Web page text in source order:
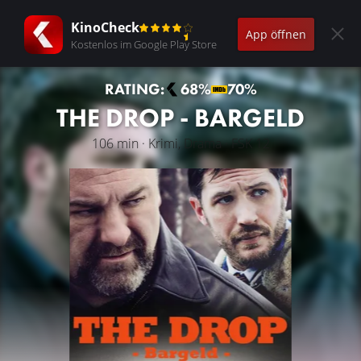
KinoCheck
Kostenlos im Google Play Store
App öffnen
RATING: 68% 70%
THE DROP - BARGELD
106 min · Krimi, Drama · FSK 12